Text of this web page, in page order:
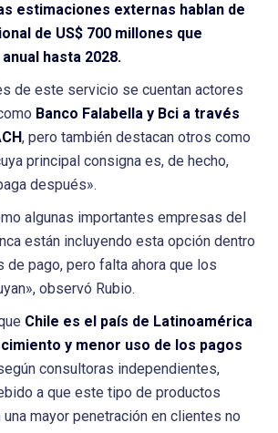
estimaciones externas hablan de
de US$ 700 millones que
hasta 2028.
de este servicio se cuentan actores
Banco Falabella y Bci a través
, pero también destacan otros como
principal consigna es, de hecho,
después».
algunas importantes empresas del
están incluyendo esta opción dentro
de pago, pero falta ahora que los
observó Rubio.
Chile es el país de Latinoamérica
y menor uso de los pagos
consultoras independientes,
a que este tipo de productos
mayor penetración en clientes no